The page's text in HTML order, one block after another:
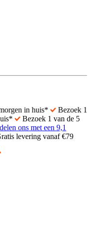
huis*
Bezoek 1 van de 5
Bezoek 1 van de 5
ons met een 9,1
levering vanaf €79